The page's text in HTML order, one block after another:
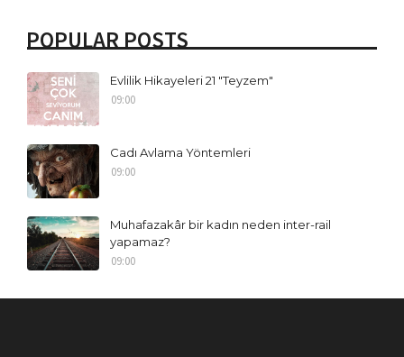
POPULAR POSTS
Evlilik Hikayeleri 21 "Teyzem"
09:00
Cadı Avlama Yöntemleri
09:00
Muhafazakâr bir kadın neden inter-rail
yapamaz?
09:00